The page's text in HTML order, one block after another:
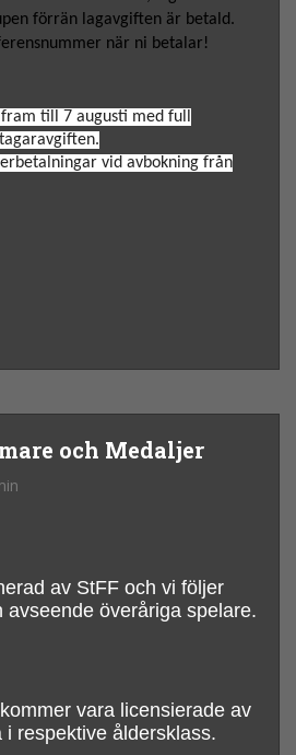
förrän lagavgiften är betald.
när ni betalar!
till 7 augusti med full
vid avbokning från
och Medaljer
av StFF och vi följer
avseende överåriga spelare.
vara licensierade av
i respektive åldersklass.